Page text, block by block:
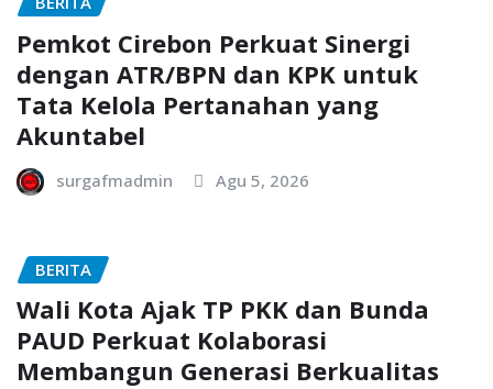
Pemkot Cirebon Perkuat Sinergi
dengan ATR/BPN dan KPK untuk
Tata Kelola Pertanahan yang
Akuntabel
surgafmadmin Agu 5, 2026
BERITA
Wali Kota Ajak TP PKK dan Bunda
PAUD Perkuat Kolaborasi
Membangun Generasi Berkualitas